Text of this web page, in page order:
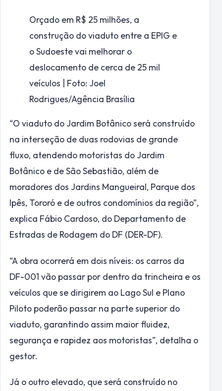
Orçado em R$ 25 milhões, a
construção do viaduto entre a EPIG e
o Sudoeste vai melhorar o
deslocamento de cerca de 25 mil
veículos | Foto: Joel
Rodrigues/Agência Brasília
“O viaduto do Jardim Botânico será construído
na interseção de duas rodovias de grande
fluxo, atendendo motoristas do Jardim
Botânico e de São Sebastião, além de
moradores dos Jardins Mangueiral, Parque dos
Ipês, Tororó e de outros condomínios da região”,
explica Fábio Cardoso, do Departamento de
Estradas de Rodagem do DF (DER-DF).
“A obra ocorrerá em dois níveis: os carros da
DF-001 vão passar por dentro da trincheira e os
veículos que se dirigirem ao Lago Sul e Plano
Piloto poderão passar na parte superior do
viaduto, garantindo assim maior fluidez,
segurança e rapidez aos motoristas”, detalha o
gestor.
Já o outro elevado, que será construído no